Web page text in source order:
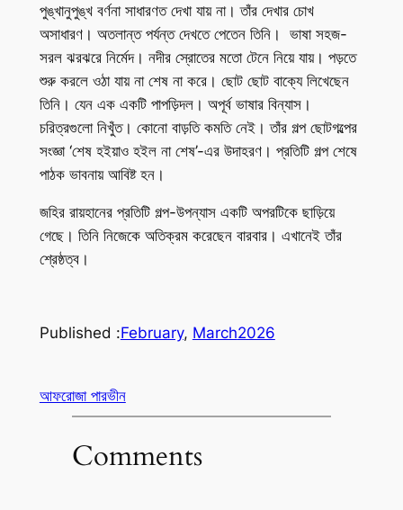
পুঙ্খানুপুঙ্খ বর্ণনা সাধারণত দেখা যায় না। তাঁর দেখার চোখ
অসাধারণ। অতলান্ত পর্যন্ত দেখতে পেতেন তিনি। ভাষা সহজ-
সরল ঝরঝরে নির্মেদ। নদীর স্রোতের মতো টেনে নিয়ে যায়। পড়তে
শুরু করলে ওঠা যায় না শেষ না করে। ছোট ছোট বাক্যে লিখেছেন
তিনি। যেন এক একটি পাপড়িদল। অপূর্ব ভাষার বিন্যাস।
চরিত্রগুলো নিখুঁত। কোনো বাড়তি কমতি নেই। তাঁর গল্প ছোটগল্পের
সংজ্ঞা ‘শেষ হইয়াও হইল না শেষ’-এর উদাহরণ। প্রতিটি গল্প শেষে
পাঠক ভাবনায় আবিষ্ট হন।
জহির রায়হানের প্রতিটি গল্প-উপন্যাস একটি অপরটিকে ছাড়িয়ে
গেছে। তিনি নিজেকে অতিক্রম করেছেন বারবার। এখানেই তাঁর
শ্রেষ্ঠত্ব।
Published :February, March2026
আফরোজা পারভীন
Comments